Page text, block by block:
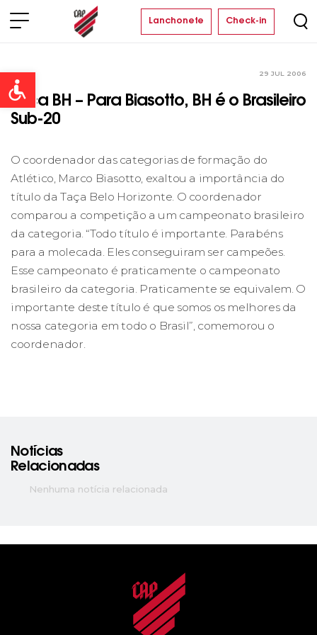
Open toolbar
Lanchonete Check-in
29 JUL 2006
Taça BH – Para Biasotto, BH é o Brasileiro
Sub-20
O coordenador das categorias de formação do
Atlético, Marco Biasotto, exaltou a importância do
título da Taça Belo Horizonte. O coordenador
comparou a competição a um campeonato brasileiro
da categoria. “Todo título é importante. Parabéns
para a molecada. Eles conseguiram ser campeões.
Esse campeonato é praticamente o campeonato
brasileiro da categoria. Praticamente se equivalem. O
importante deste título é que somos os melhores da
nossa categoria em todo o Brasil”, comemorou o
coordenador.
Notícias
Relacionadas
Nenhuma notícia relacionada